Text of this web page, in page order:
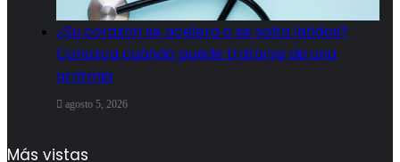
¿Su corazón se acelera o se salta latidos?
Conozca cuándo puede tratarse de una
arritmia
agosto 5, 2026
Más vistas